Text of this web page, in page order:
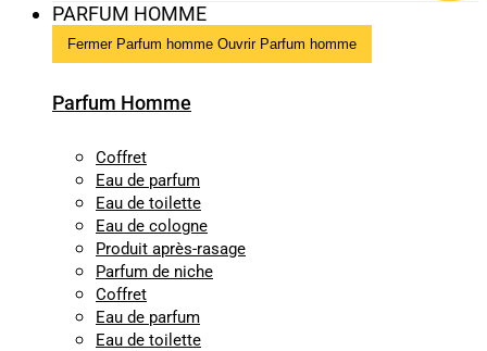
PARFUM HOMME
Fermer Parfum homme Ouvrir Parfum homme
Parfum Homme
Coffret
Eau de parfum
Eau de toilette
Eau de cologne
Produit après-rasage
Parfum de niche
Coffret
Eau de parfum
Eau de toilette